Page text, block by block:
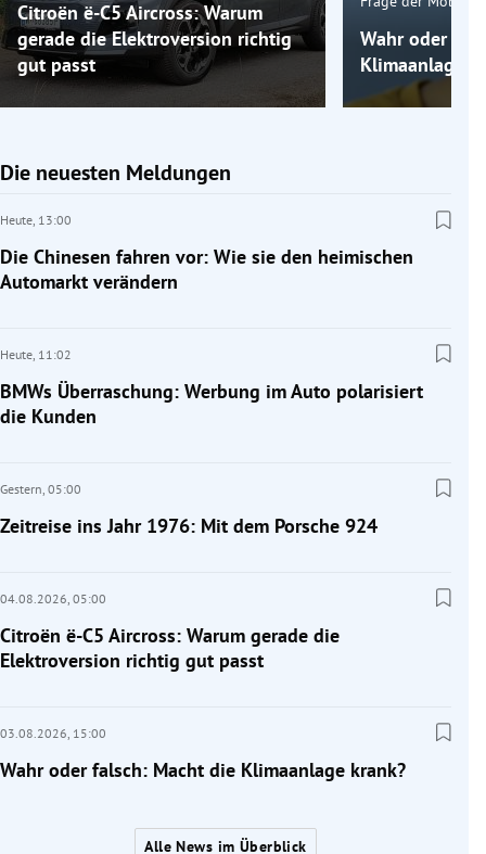
Citroën ë-C5 Aircross: Warum
gerade die Elektroversion richtig
gut passt
Wahr oder
Klimaanlage
Die neuesten Meldungen
Heute, 13:00
Die Chinesen fahren vor: Wie sie den heimischen
Automarkt verändern
Heute, 11:02
BMWs Überraschung: Werbung im Auto polarisiert
die Kunden
Gestern, 05:00
Zeitreise ins Jahr 1976: Mit dem Porsche 924
04.08.2026, 05:00
Citroën ë-C5 Aircross: Warum gerade die
Elektroversion richtig gut passt
03.08.2026, 15:00
Wahr oder falsch: Macht die Klimaanlage krank?
Alle News im Überblick